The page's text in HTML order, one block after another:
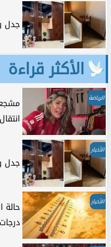
جدل
الأكثر قراءة
الرياضة
الأخبار
جدل
الأخبار